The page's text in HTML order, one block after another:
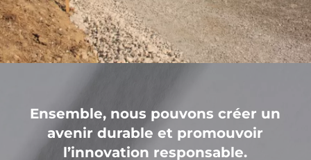
Ensemble, nous pouvons créer un
avenir durable et promouvoir
l’innovation responsable.